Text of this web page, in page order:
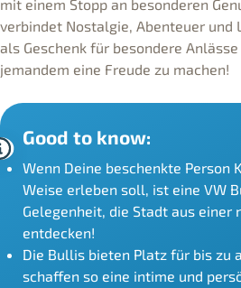
mit einem Stopp an besonderen
verbindet Nostalgie, Abenteuer und
als Geschenk für besondere
jemandem eine Freude zu machen!
Good to know:
Wenn Deine beschenkte Person
Weise erleben soll, ist eine VW
Gelegenheit, die Stadt aus einer
entdecken!
Die Bullis bieten Platz für bis zu
schaffen so eine intime und